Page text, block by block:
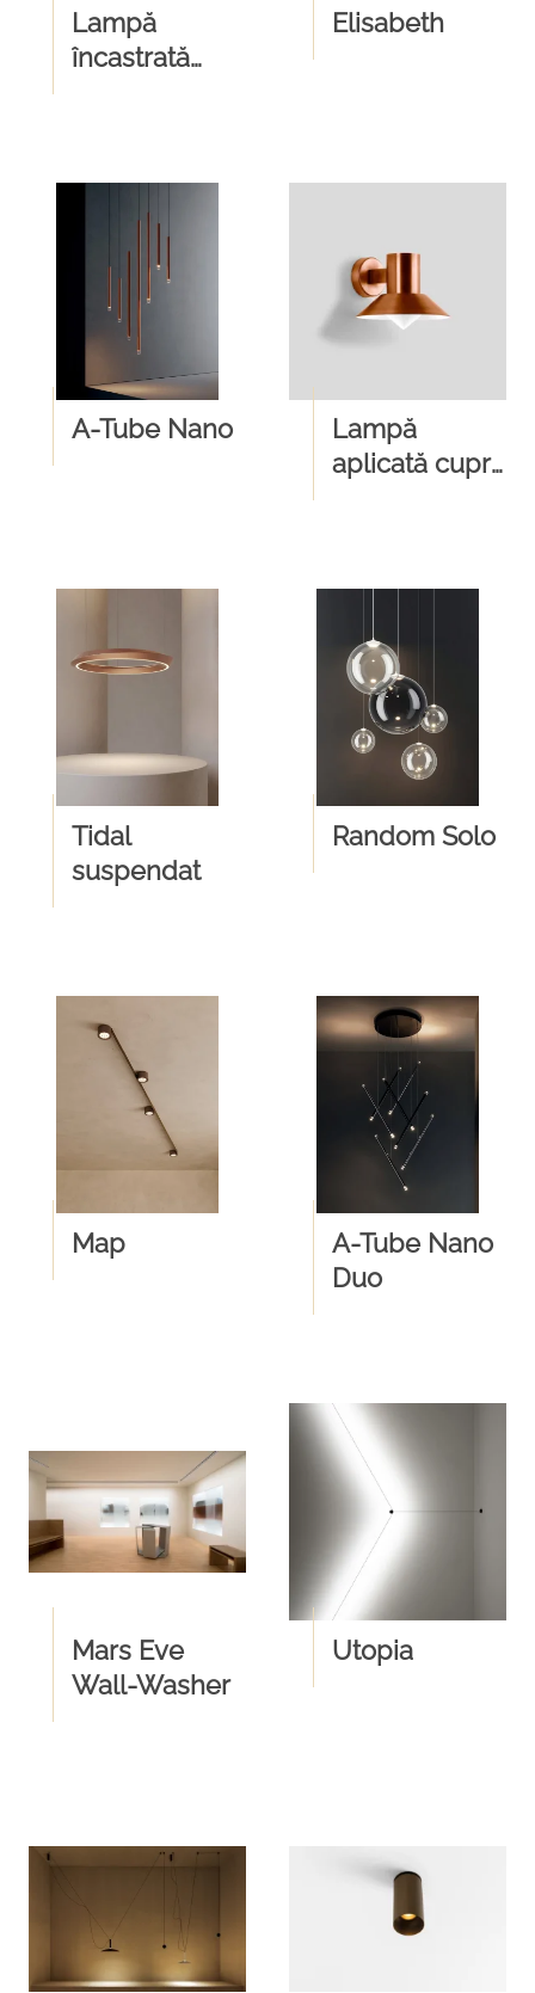
Lampă
încastrată
Elisabeth
A-Tube Nano
Lampă
aplicată cupru
Tidal
suspendat
Random Solo
Map
A-Tube Nano
Duo
Mars Eve
Wall-Washer
Utopia